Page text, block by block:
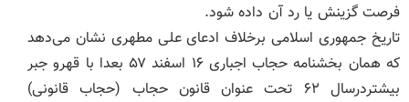
فرصت گزینش یا رد آن داده شود.
تاریخ جمهوری اسلامی برخلاف ادعای علی مطهری نشان می‌دهد
که همان بخشنامه حجاب اجباری ۱۶ اسفند ۵۷ بعدا با قهرو جبر
بیشتردرسال ۶۲ تحت عنوان قانون حجاب (حجاب قانونی)